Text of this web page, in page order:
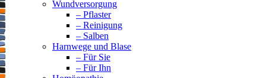
Wundversorgung
– Pflaster
– Reinigung
– Salben
Harnwege und Blase
– Für Sie
– Für Ihn